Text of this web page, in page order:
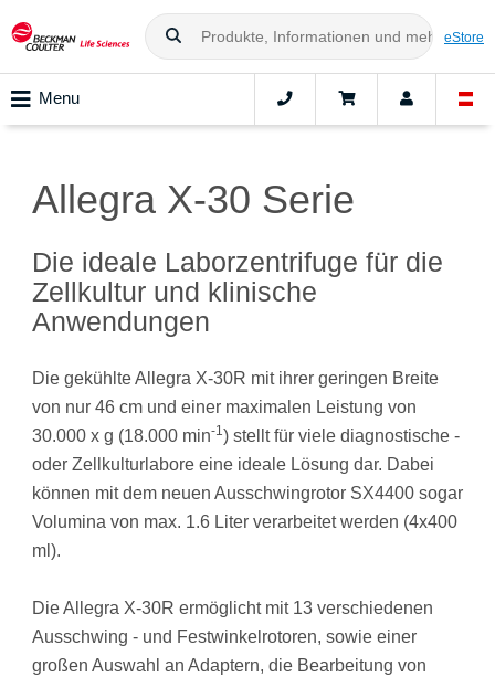
eStore
Menu
Allegra X-30 Serie
Die ideale Laborzentrifuge für die
Zellkultur und klinische
Anwendungen
Die gekühlte Allegra X-30R mit ihrer geringen Breite
von nur 46 cm und einer maximalen Leistung von
30.000 x g (18.000 min-1) stellt für viele diagnostische -
oder Zellkulturlabore eine ideale Lösung dar. Dabei
können mit dem neuen Ausschwingrotor SX4400 sogar
Volumina von max. 1.6 Liter verarbeitet werden (4x400
ml).
Die Allegra X-30R ermöglicht mit 13 verschiedenen
Ausschwing - und Festwinkelrotoren, sowie einer
großen Auswahl an Adaptern, die Bearbeitung von